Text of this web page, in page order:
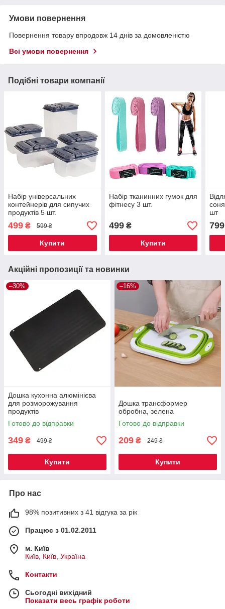
Умови повернення
Повернення товару впродовж 14 днів за домовленістю
Всі умови повернення
Подібні товари компанії
Набір універсальних
контейнерів для сипучих
продуктів 5 шт.
499 ₴ 599 ₴
Купити
Набір тканинних гумок для
фітнесу 3 шт.
499₴
Купити
шт
799
Акційні пропозиції та новинки
–30%
Дошка кухонна алюмінієва
для розморожування
продуктів
Готово до відправки
349 ₴ 499 ₴
Купити
–16%
Дошка трансформер
обробна, зелена
Готово до відправки
209 ₴ 249 ₴
Купити
Про нас
98% позитивних з 41 відгука за рік
Працює з 01.02.2011
м. Київ
Київ, Київ, Україна
Контакти
Сьогодні вихідний
Показати весь графік роботи